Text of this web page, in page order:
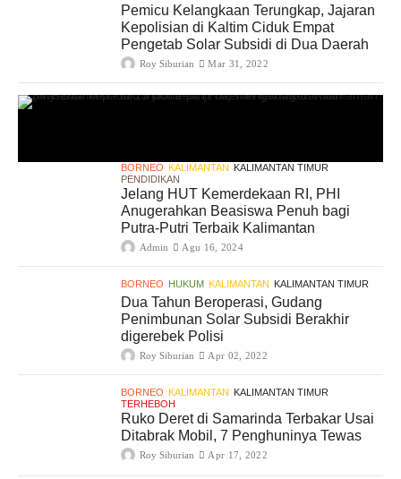
Pemicu Kelangkaan Terungkap, Jajaran
Kepolisian di Kaltim Ciduk Empat
Pengetab Solar Subsidi di Dua Daerah
Roy Siburian Mar 31, 2022
BORNEO KALIMANTAN KALIMANTAN TIMUR
PENDIDIKAN
Jelang HUT Kemerdekaan RI, PHI
Anugerahkan Beasiswa Penuh bagi
Putra-Putri Terbaik Kalimantan
Admin Agu 16, 2024
BORNEO HUKUM KALIMANTAN KALIMANTAN TIMUR
Dua Tahun Beroperasi, Gudang
Penimbunan Solar Subsidi Berakhir
digerebek Polisi
Roy Siburian Apr 02, 2022
BORNEO KALIMANTAN KALIMANTAN TIMUR
TERHEBOH
Ruko Deret di Samarinda Terbakar Usai
Ditabrak Mobil, 7 Penghuninya Tewas
Roy Siburian Apr 17, 2022